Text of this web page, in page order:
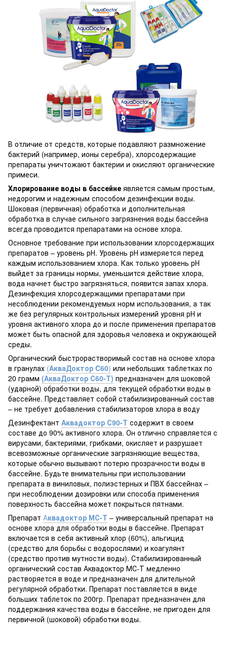
В отличие от средств, которые подавляют размножение
бактерий (например, ионы серебра), хлорсодержащие
препараты уничтожают бактерии и окисляют органические
примеси.
Хлорирование воды в бассейне является самым простым,
недорогим и надежным способом дезинфекции воды.
Шоковая (первичная) обработка и дополнительная
обработка в случае сильного загрязнения воды бассейна
всегда проводится препаратами на основе хлора.
Основное требование при использовании хлорсодержащих
препаратов – уровень рН. Уровень рН измеряется перед
каждым использованием хлора. Как только уровень рН
выйдет за границы нормы, уменьшится действие хлора,
вода начнет быстро загрязняться, появится запах хлора.
Дезинфекция хлорсодержащими препаратами при
несоблюдении рекомендуемых норм использования, а так
же без регулярных контрольных измерений уровня рН и
уровня активного хлора до и после применения препаратов
может быть опасной для здоровья человека и окружающей
среды.
Органический быстрорастворимый состав на основе хлора
в гранулах (АкваДоктор C60) или небольших таблетках по
20 грамм (АкваДоктор С60-Т) предназначен для шоковой
(ударной) обработки воды, для текущей обработки воды в
бассейне. Представляет собой стабилизированный состав
– не требует добавления стабилизаторов хлора в воду
Дезинфектант Аквадоктор С90-Т содержит в своем
составе до 90% активного хлора. Он отлично справляется с
вирусами, бактериями, грибками, окисляет и разрушает
всевозможные органические загрязняющие вещества,
которые обычно вызывают потерю прозрачности воды в
бассейне. Будьте внимательны при использовании
препарата в виниловых, полиэстерных и ПВХ бассейнах –
при несоблюдении дозировки или способа применения
поверхность бассейна может покрыться пятнами.
Препарат Аквадоктор МС-Т – универсальный препарат на
основе хлора для обработки воды в бассейне. Препарат
включается в себя активный хлор (60%), альгицид
(средство для борьбы с водорослями) и коагулянт
(средство против мутности воды). Стабилизированный
органический состав Аквадоктор МС-Т медленно
растворяется в воде и предназначен для длительной
регулярной обработки. Препарат поставляется в виде
больших таблеток по 200гр. Препарат предназначен для
поддержания качества воды в бассейне, не пригоден для
первичной (шоковой) обработки воды.